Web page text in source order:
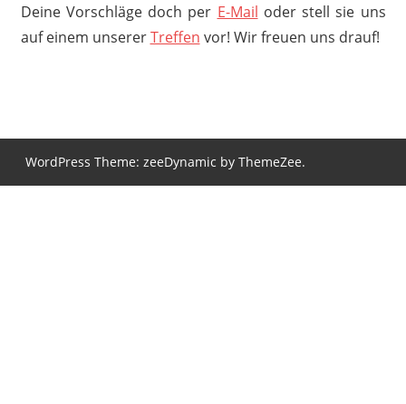
Deine Vorschläge doch per E-Mail oder stell sie uns
auf einem unsererTreffen vor! Wir freuen uns drauf!
WordPress Theme: zeeDynamic by ThemeZee.